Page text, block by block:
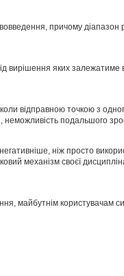
причому
вирішення яких
відправною точкою з
подальшого
ніж просто
механізм своєї
майбутнім користувачам